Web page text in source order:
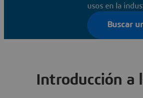
usos en la
Buscar
Introducción a